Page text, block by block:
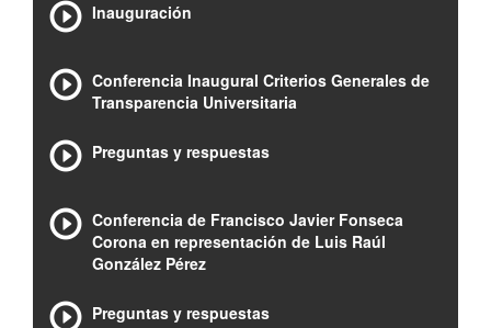
Inauguración
Conferencia Inaugural Criterios Generales de
Transparencia Universitaria
Preguntas y respuestas
Conferencia de Francisco Javier Fonseca
Corona en representación de Luis Raúl
González Pérez
Preguntas y respuestas